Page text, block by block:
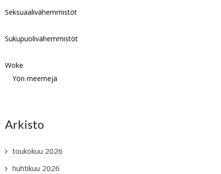
Seksuaalivähemmistöt
Sukupuolivähemmistöt
Woke
Yön meemejä
Arkisto
toukokuu 2026
huhtikuu 2026